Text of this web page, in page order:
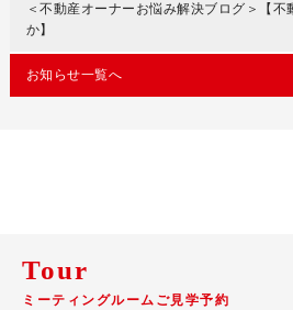
＜不動産オーナーお悩み解決ブログ＞【
か】
お知らせ一覧へ
Tour
ミーティングルームご見学予約